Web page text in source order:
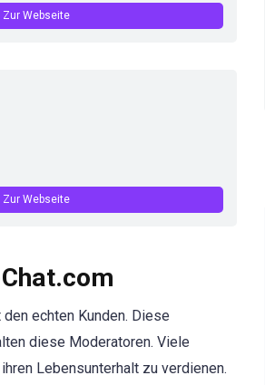
Zur Webseite
Zur Webseite
echten Kunden. Diese
diese Moderatoren. Viele
Lebensunterhalt zu verdienen.